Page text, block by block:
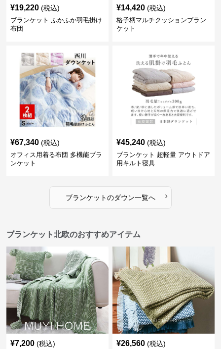
¥19,220 (税込)
ブランケット ふかふか羽毛掛け
布団
¥14,420 (税込)
格子柄マルチクッションブラン
ケット
¥67,340 (税込)
オフィス用着る布団 多機能ブラ
ンケット
¥45,240 (税込)
ブランケット 超軽量 アウトドア
用キルト寝具
ブランケットのダウン一覧へ ›
ブランケット北欧のおすすめアイテム
¥7,200 (税込) ¥26,560 (税込)